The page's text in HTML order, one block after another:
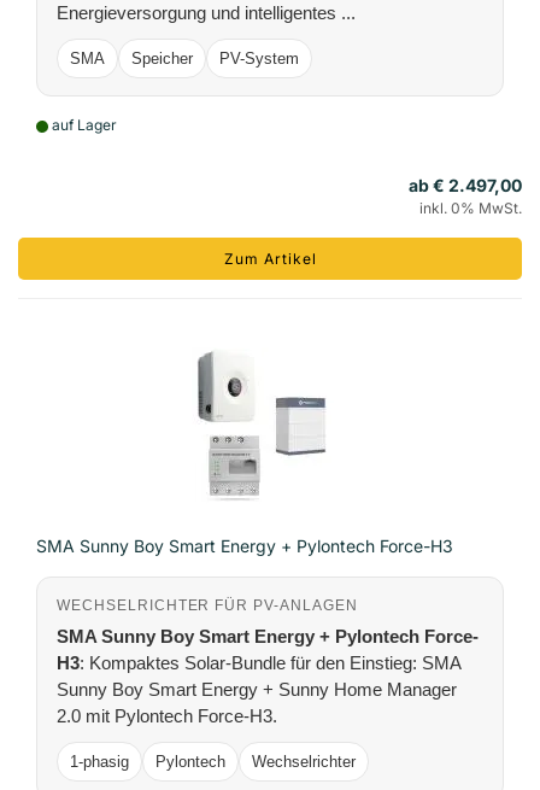
Energieversorgung und intelligentes ...
SMA Speicher PV-System
auf Lager
ab € 2.497,00
inkl. 0% MwSt.
Zum Artikel
SMA Sunny Boy Smart Energy + Pylontech Force-H3
WECHSELRICHTER FÜR PV-ANLAGEN
SMA Sunny Boy Smart Energy + Pylontech Force-
H3: Kompaktes Solar-Bundle für den Einstieg: SMA
Sunny Boy Smart Energy + Sunny Home Manager
2.0 mit Pylontech Force-H3.
1-phasig Pylontech Wechselrichter